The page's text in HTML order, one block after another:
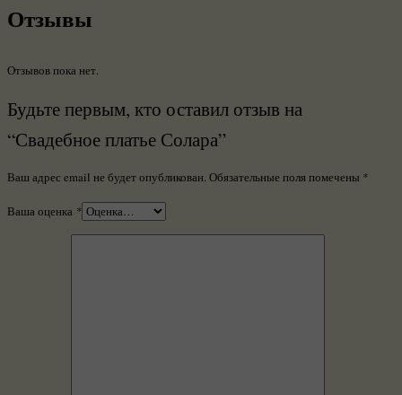
Отзывы
Отзывов пока нет.
Будьте первым, кто оставил отзыв на
“Свадебное платье Солара”
Ваш адрес email не будет опубликован. Обязательные поля помечены *
Ваша оценка *